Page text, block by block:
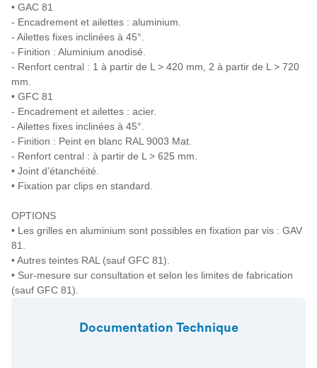
• GAC 81
- Encadrement et ailettes : aluminium.
- Ailettes fixes inclinées à 45°.
- Finition : Aluminium anodisé.
- Renfort central : 1 à partir de L > 420 mm, 2 à partir de L > 720
mm.
• GFC 81
- Encadrement et ailettes : acier.
- Ailettes fixes inclinées à 45°.
- Finition : Peint en blanc RAL 9003 Mat.
- Renfort central : à partir de L > 625 mm.
• Joint d’étanchéité.
• Fixation par clips en standard.
OPTIONS
• Les grilles en aluminium sont possibles en fixation par vis : GAV
81.
• Autres teintes RAL (sauf GFC 81).
• Sur-mesure sur consultation et selon les limites de fabrication
(sauf GFC 81).
Documentation Technique